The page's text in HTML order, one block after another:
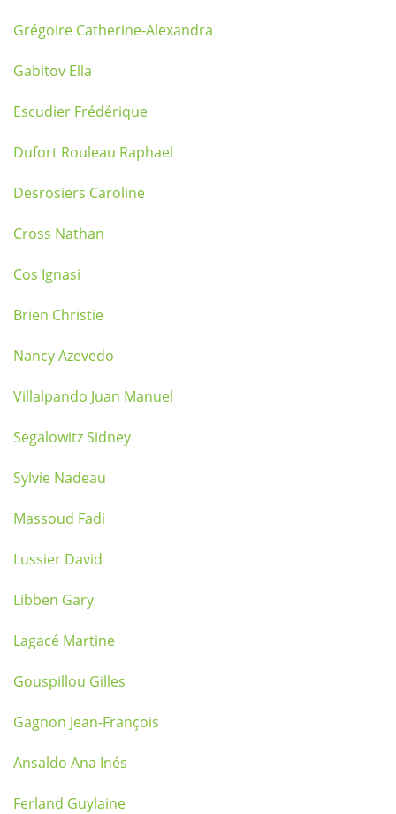
Grégoire Catherine-Alexandra
Gabitov Ella
Escudier Frédérique
Dufort Rouleau Raphael
Desrosiers Caroline
Cross Nathan
Cos Ignasi
Brien Christie
Nancy Azevedo
Villalpando Juan Manuel
Segalowitz Sidney
Sylvie Nadeau
Massoud Fadi
Lussier David
Libben Gary
Lagacé Martine
Gouspillou Gilles
Gagnon Jean-François
Ansaldo Ana Inés
Ferland Guylaine